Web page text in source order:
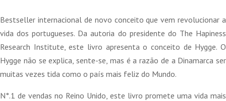
original
era:
16,99 €.
atual
é:
15,29 €.
Bestseller internacional de novo conceito que vem revolucionar a
vida dos portugueses. Da autoria do presidente do The Hapiness
Research Institute, este livro apresenta o conceito de Hygge. O
Hygge não se explica, sente-se, mas é a razão de a Dinamarca ser
muitas vezes tida como o país mais feliz do Mundo.
N°.1 de vendas no Reino Unido, este livro promete uma vida mais